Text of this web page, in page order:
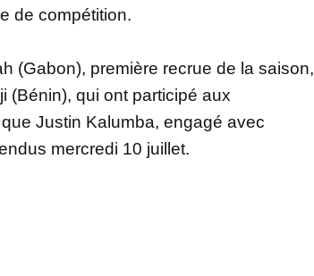
de compétition.
(Gabon), première recrue de la saison,
(Bénin), qui ont participé aux
Justin Kalumba, engagé avec
mercredi 10 juillet.